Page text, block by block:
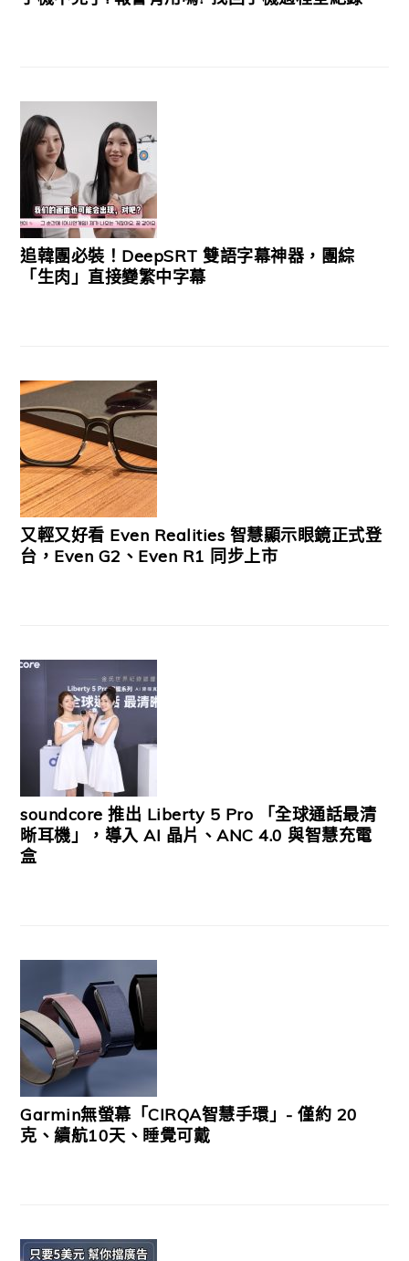
追韓團必裝！DeepSRT 雙語字幕神器，團綜
「生肉」直接變繁中字幕
又輕又好看 Even Realities 智慧顯示眼鏡正式登
台，Even G2、Even R1 同步上市
soundcore 推出 Liberty 5 Pro 「全球通話最清
晰耳機」，導入 AI 晶片、ANC 4.0 與智慧充電
盒
Garmin無螢幕「CIRQA智慧手環」- 僅約 20
克、續航10天、睡覺可戴